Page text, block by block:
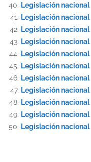
Legislación nacional
Legislación nacional
Legislación nacional
Legislación nacional
Legislación nacional
Legislación nacional
Legislación nacional
Legislación nacional
Legislación nacional
Legislación nacional
Legislación nacional